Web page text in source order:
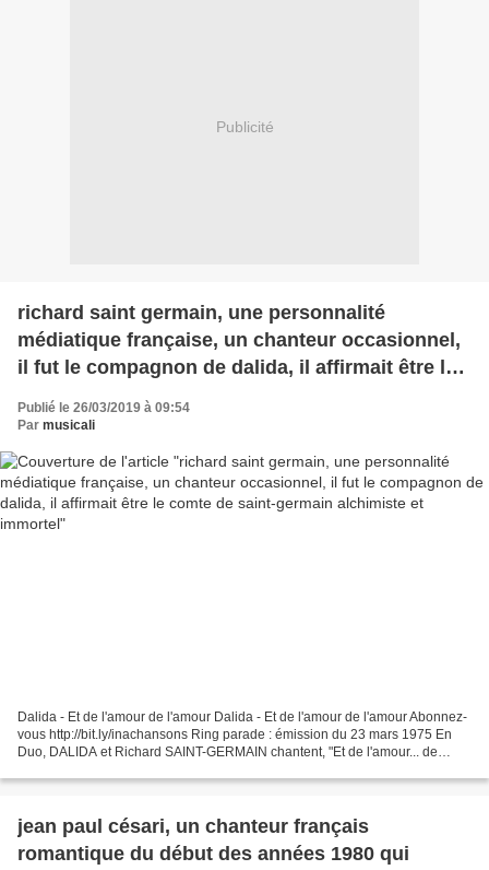
Publicité
richard saint germain, une personnalité
médiatique française, un chanteur occasionnel,
il fut le compagnon de dalida, il affirmait être le
Publié le 26/03/2019 à 09:54
Par musicali
Dalida - Et de l'amour de l'amour Dalida - Et de l'amour de l'amour Abonnez-
vous http://bit.ly/inachansons Ring parade : émission du 23 mars 1975 En
Duo, DALIDA et Richard SAINT-GERMAIN chantent, "Et de l'amour... de
jean paul césari, un chanteur français
romantique du début des années 1980 qui